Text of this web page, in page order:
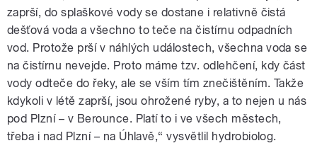
zaprší, do splaškové vody se dostane i relativně čistá
dešťová voda a všechno to teče na čistírnu odpadních
vod. Protože prší v náhlých událostech, všechna voda se
na čistírnu nevejde. Proto máme tzv. odlehčení, kdy část
vody odteče do řeky, ale se vším tím znečištěním. Takže
kdykoli v létě zaprší, jsou ohrožené ryby, a to nejen u nás
pod Plzní – v Berounce. Platí to i ve všech městech,
třeba i nad Plzní – na Úhlavě,“ vysvětlil hydrobiolog.